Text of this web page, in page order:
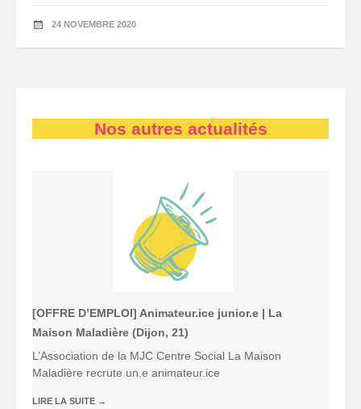
24 NOVEMBRE 2020
Nos autres actualités
[OFFRE D’EMPLOI] Animateur.ice junior.e | La
Maison Maladière (Dijon, 21)
L’Association de la MJC Centre Social La Maison
Maladière recrute un.e animateur.ice
LIRE LA SUITE →